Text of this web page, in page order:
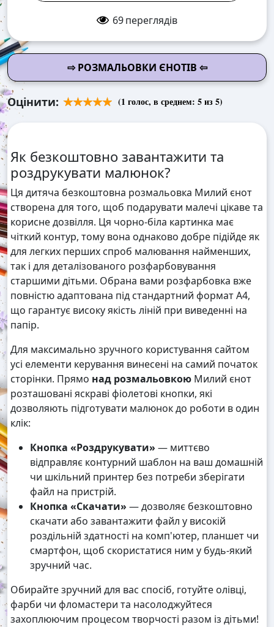
69переглядів
⇨ РОЗМАЛЬОВКИ ЄНОТІВ ⇦
Оцінити: (1 голос, в среднем: 5из 5)
Як безкоштовно завантажити та
роздрукувати малюнок?
Ця дитяча безкоштовна розмальовка Милий єнот
створена для того, щоб подарувати малечі цікаве та
корисне дозвілля. Ця чорно-біла картинка має
чіткий контур, тому вона однаково добре підійде як
для легких перших спроб малювання найменших,
так і для деталізованого розфарбовування
старшими дітьми. Обрана вами розфарбовка вже
повністю адаптована під стандартний формат А4,
що гарантує високу якість ліній при виведенні на
папір.
Для максимально зручного користування сайтом
усі елементи керування винесені на самий початок
сторінки. Прямо над розмальовкою Милий єнот
розташовані яскраві фіолетові кнопки, які
дозволяють підготувати малюнок до роботи в один
клік:
Кнопка «Роздрукувати» — миттєво
відправляє контурний шаблон на ваш домашній
чи шкільний принтер без потреби зберігати
файл на пристрій.
Кнопка «Скачати» — дозволяє безкоштовно
скачати або завантажити файл у високій
роздільній здатності на комп'ютер, планшет чи
смартфон, щоб скористатися ним у будь-який
зручний час.
Обирайте зручний для вас спосіб, готуйте олівці,
фарби чи фломастери та насолоджуйтеся
захоплюючим процесом творчості разом із дітьми!